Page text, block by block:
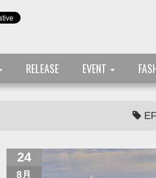
RELEASE EVENT
24
8月